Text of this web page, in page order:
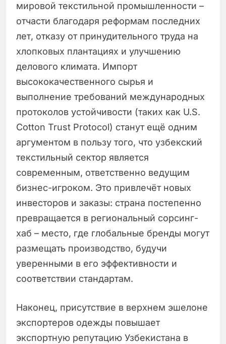
мировой текстильной промышленности –
отчасти благодаря реформам последних
лет, отказу от принудительного труда на
хлопковых плантациях и улучшению
делового климата. Импорт
высококачественного сырья и
выполнение требований международных
протоколов устойчивости (таких как U.S.
Cotton Trust Protocol) станут ещё одним
аргументом в пользу того, что узбекский
текстильный сектор является
современным, ответственно ведущим
бизнес-игроком. Это привлечёт новых
инвесторов и заказы: страна постепенно
превращается в региональный сорсинг-
хаб – место, где глобальные бренды могут
размещать производство, будучи
уверенными в его эффективности и
соответствии стандартам.
Наконец, присутствие в верхнем эшелоне
экспортеров одежды повышает
экспортную репутацию Узбекистана в